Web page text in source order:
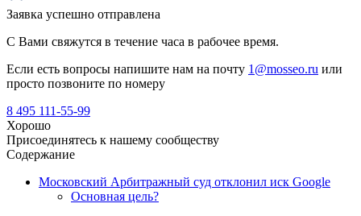
Заявка успешно отправлена
С Вами свяжутся в течение часа в рабочее время.
Если есть вопросы напишите нам на почту 1@mosseo.ru или
просто позвоните по номеру
8 495 111-55-99
Хорошо
Присоединятесь к нашему сообществу
Содержание
Московский Арбитражный суд отклонил иск Google
Основная цель?